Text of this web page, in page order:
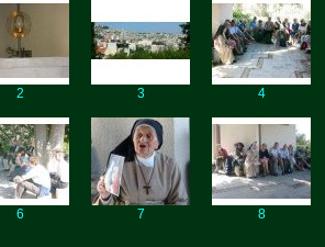
2 3 4
6 7 8